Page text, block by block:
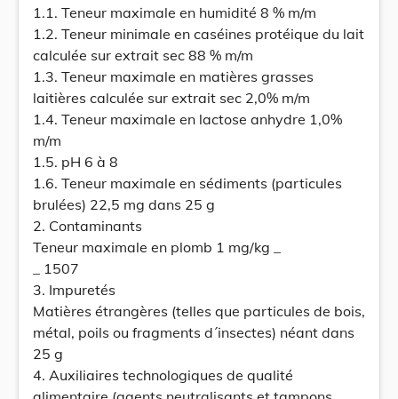
1.1. Teneur maximale en humidité 8 % m/m
1.2. Teneur minimale en caséines protéique du lait
calculée sur extrait sec 88 % m/m
1.3. Teneur maximale en matières grasses
laitières calculée sur extrait sec 2,0% m/m
1.4. Teneur maximale en lactose anhydre 1,0%
m/m
1.5. pH 6 à 8
1.6. Teneur maximale en sédiments (particules
brulées) 22,5 mg dans 25 g
2. Contaminants
Teneur maximale en plomb 1 mg/kg _
_ 1507
3. Impuretés
Matières étrangères (telles que particules de bois,
métal, poils ou fragments d´insectes) néant dans
25 g
4. Auxiliaires technologiques de qualité